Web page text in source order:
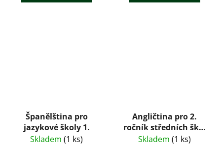
Španělština pro
jazykové školy 1.
Skladem (1 ks)
Angličtina pro 2.
ročník středních škol
2.
Skladem (1 ks)